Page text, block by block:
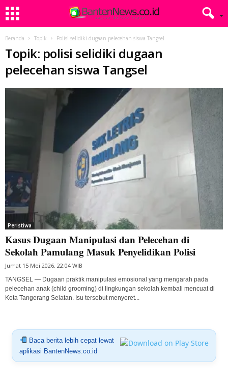
Beranda Topik Polisi selidiki dugaan pelecehan siswa Tangsel
Topik: polisi selidiki dugaan
pelecehan siswa Tangsel
Peristiwa
Kasus Dugaan Manipulasi dan Pelecehan di
Sekolah Pamulang Masuk Penyelidikan Polisi
Jumat 15 Mei 2026, 22:04 WIB
TANGSEL — Dugaan praktik manipulasi emosional yang mengarah pada
pelecehan anak (child grooming) di lingkungan sekolah kembali mencuat di
Kota Tangerang Selatan. Isu tersebut menyeret...
Baca berita lebih cepat lewat
aplikasi BantenNews.co.id